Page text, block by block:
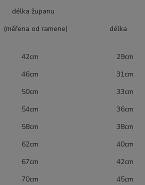
županu
ramene) délka
29cm
31cm
33cm
36cm
38cm
40cm
42cm
45cm